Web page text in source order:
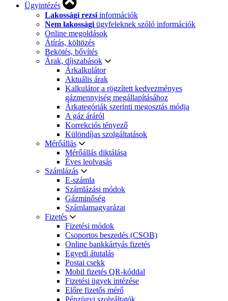
Ügyintézés
Lakossági rezsi információk
Nem lakossági ügyfeleknek szóló információk
Online megoldások
Átírás, költözés
Bekötés, bővítés
Árak, díjszabások
Árkalkulátor
Aktuális árak
Kalkulátor a rögzített kedvezményes
gázmennyiség megállapításához
Árkategóriák szerinti megosztás módja
A gáz áráról
Korrekciós tényező
Különdíjas szolgáltatások
Mérőállás
Mérőállás diktálása
Éves leolvasás
Számlázás
E-számla
Számlázási módok
Gázminőség
Számlamagyarázat
Fizetés
Fizetési módok
Csoportos beszedés (CSOB)
Online bankkártyás fizetés
Egyedi átutalás
Postai csekk
Mobil fizetés QR-kóddal
Fizetési ügyek intézése
Előre fizetős mérő
Pénzügyi szolgáltatók